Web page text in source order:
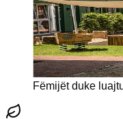
Fëmijët duke